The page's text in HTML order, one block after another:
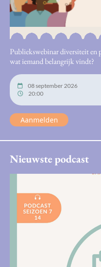
Publiekswebinar diversiteit en
wat iemand belangrijk vindt?
08 september 2026
20:00
Aanmelden
Nieuwste podcast